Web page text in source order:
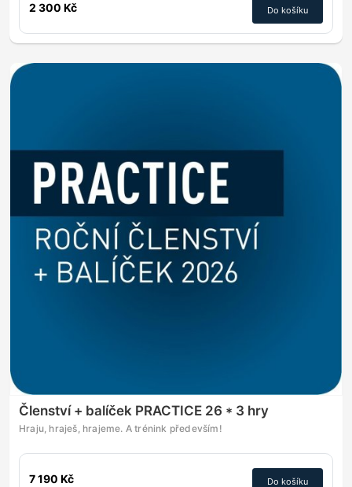
2 300 Kč Do košíku
Členství + balíček PRACTICE 26 * 3 hry
Hraju, hraješ, hrajeme. A trénink především!
7 190 Kč Do košíku